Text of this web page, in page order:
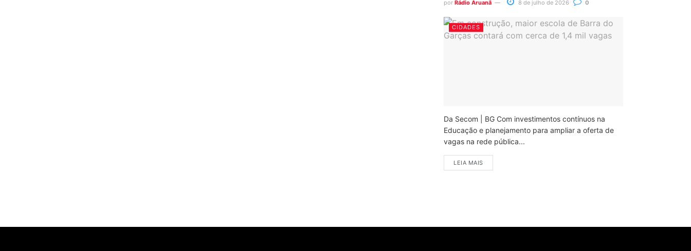
por Rádio Aruanã 8 de julho de 2026 0
CIDADES
Da Secom | BG Com investimentos contínuos na
Educação e planejamento para ampliar a oferta de
vagas na rede pública...
LEIA MAIS